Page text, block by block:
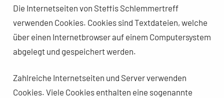
Die Internetseiten von Steffis Schlemmertreff
verwenden Cookies. Cookies sind Textdateien, welche
über einen Internetbrowser auf einem Computersystem
abgelegt und gespeichert werden.
Zahlreiche Internetseiten und Server verwenden
Cookies. Viele Cookies enthalten eine sogenannte